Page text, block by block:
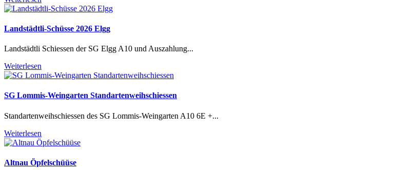
Landstädtli-Schüsse 2026 Elgg
Landstädtli Schiessen der SG Elgg A10 und Auszahlung...
Weiterlesen
SG Lommis-Weingarten Standartenweihschiessen
Standartenweihschiessen des SG Lommis-Weingarten A10 6E +...
Weiterlesen
Altnau Öpfelschüüse